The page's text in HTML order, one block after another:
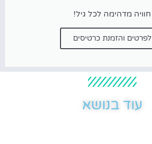
חוויה מדהימה לכל גיל!
לפרטים והזמנת כרטיסים
עוד בנושא